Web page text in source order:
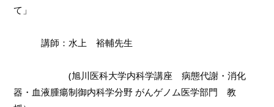
て」
講師：水上　裕輔先生
(旭川医科大学内科学講座　病態代謝・消化
器・血液腫瘍制御内科学分野 がんゲノム医学部門　教